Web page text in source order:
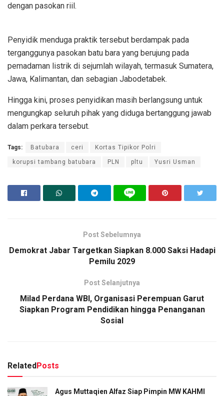
dengan pasokan riil.
Penyidik menduga praktik tersebut berdampak pada
terganggunya pasokan batu bara yang berujung pada
pemadaman listrik di sejumlah wilayah, termasuk Sumatera,
Jawa, Kalimantan, dan sebagian Jabodetabek.
Hingga kini, proses penyidikan masih berlangsung untuk
mengungkap seluruh pihak yang diduga bertanggung jawab
dalam perkara tersebut.
Tags: Batubara ceri Kortas Tipikor Polri
korupsi tambang batubara PLN pltu Yusri Usman
Post Sebelumnya
Demokrat Jabar Targetkan Siapkan 8.000 Saksi Hadapi
Pemilu 2029
Post Selanjutnya
Milad Perdana WBI, Organisasi Perempuan Garut
Siapkan Program Pendidikan hingga Penanganan
Sosial
RelatedPosts
Agus Muttaqien Alfaz Siap Pimpin MW KAHMI